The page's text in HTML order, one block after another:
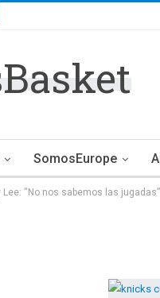
SomosEurope
Lee: “No nos sabemos las jugadas”